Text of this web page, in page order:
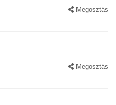
Megosztás
Megosztás